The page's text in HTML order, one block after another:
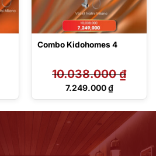
Combo Kidohomes 4
10.038.000₫
Giá
10.038.000 ₫.
7.249.000₫
Giá
7.249.000 ₫.